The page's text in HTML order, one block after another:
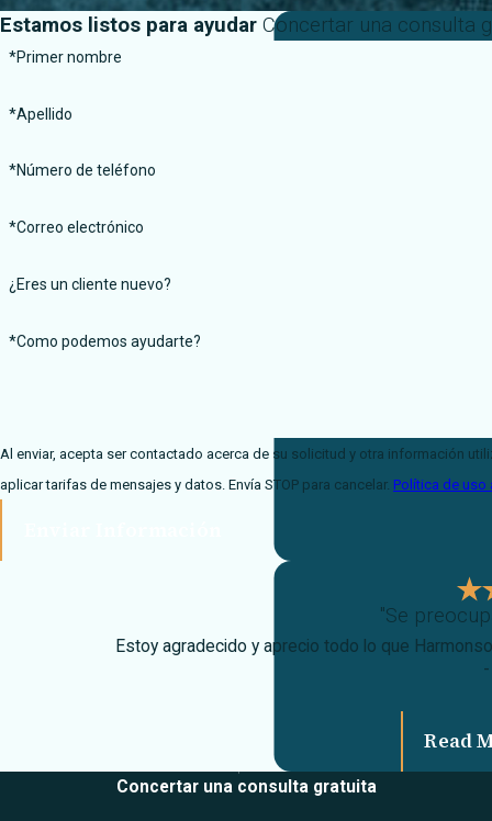
Estamos listos para ayudar Concertar una consulta
*Primer nombre
*Apellido
*Número de teléfono
*Correo electrónico
¿Eres un cliente nuevo?
*Como podemos ayudarte?
Al enviar, acepta ser contactado acerca de su solicitud y otra información
aplicar tarifas de mensajes y datos. Envía STOP para cancelar. Política de uso
"Se
Estoy agradecido y aprecio todo lo que
Read
Concertar una consulta gratuita